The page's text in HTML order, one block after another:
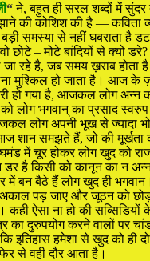
“ने, बहुत ही सरल शब्दों में
की कोशिश की है — कविता
समस्या से नहीं घबराता है
छोटे – मोटे बांदियों से क्यों
रहे है, जब समय ख़राब होता है
मुश्किल हो जाता है। आज के
हो गया है, आजकल लोग अन्न
लोग भगवान् का प्रसाद
लोग अपनी भूख से ज्यादा
शान समझते हैं, जो की मूर्खता
में चूर होकर लोग खुद को
है किसी को कानून का न
में बन बैठे हैं लोग खुद ही
पड़ जाए और जूठन को
कही ऐसा ना हो की
का दुरुपयोग करने वालों पर
इतिहास हमेशा से खुद को ही
से वही दौर आता है।